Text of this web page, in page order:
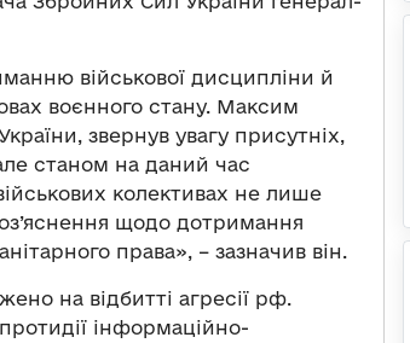
військової дисципліни й
воєнного стану. Максим
звернув увагу присутніх,
станом на даний час
колективах не лише
щодо дотримання
права», – зазначив він.
на відбитті агресії рф.
інформаційно-